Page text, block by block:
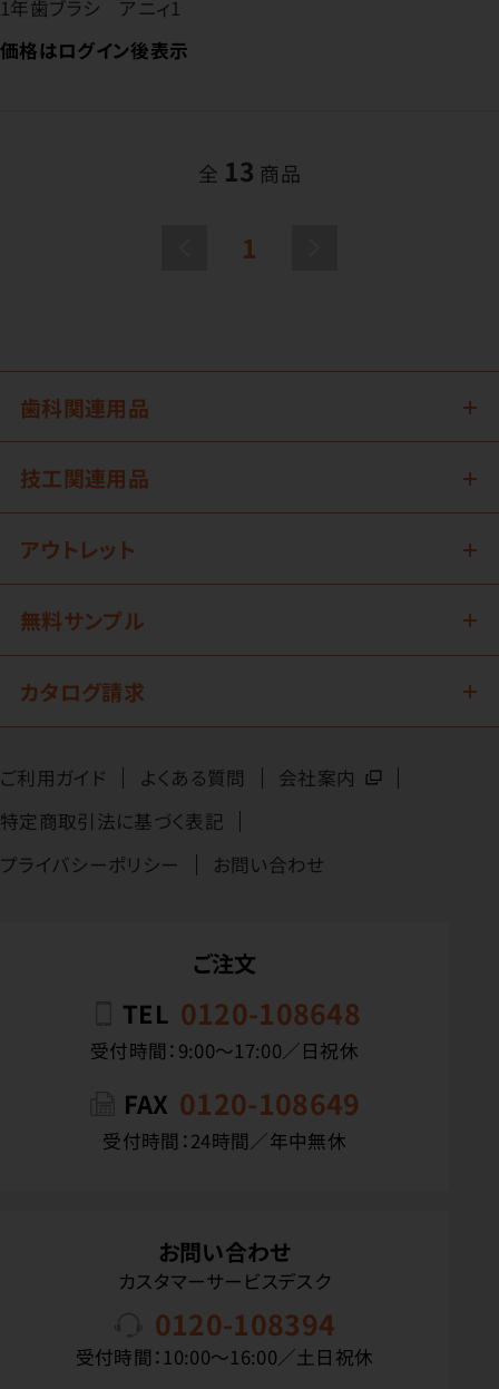
1年歯ブラシ アニィ1
価格はログイン後表示
全 13 商品
1
歯科関連用品
技工関連用品
アウトレット
無料サンプル
カタログ請求
ご利用ガイド よくある質問
会社案内
特定商取引法に基づく表記
プライバシーポリシー
お問い合わせ
ご注文
TEL 0120-108648
受付時間：9:00〜17:00／日祝休
FAX 0120-108649
受付時間：24時間／年中無休
お問い合わせ
カスタマーサービスデスク
0120-108394
受付時間：10:00〜16:00／土日祝休